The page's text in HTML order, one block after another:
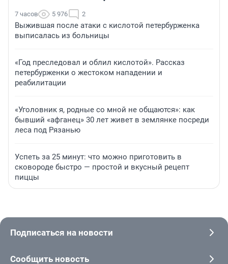
7 часов 5 976 2
Выжившая после атаки с кислотой петербурженка
выписалась из больницы
«Год преследовал и облил кислотой». Рассказ
петербурженки о жестоком нападении и
реабилитации
«Уголовник я, родные со мной не общаются»: как
бывший «афганец» 30 лет живет в землянке посреди
леса под Рязанью
Успеть за 25 минут: что можно приготовить в
сковороде быстро — простой и вкусный рецепт
пиццы
Подписаться на новости
Сообщить новость